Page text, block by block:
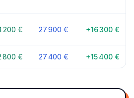
200 € 27 900 € +16 300 €
800 € 27 400 € +15 400 €